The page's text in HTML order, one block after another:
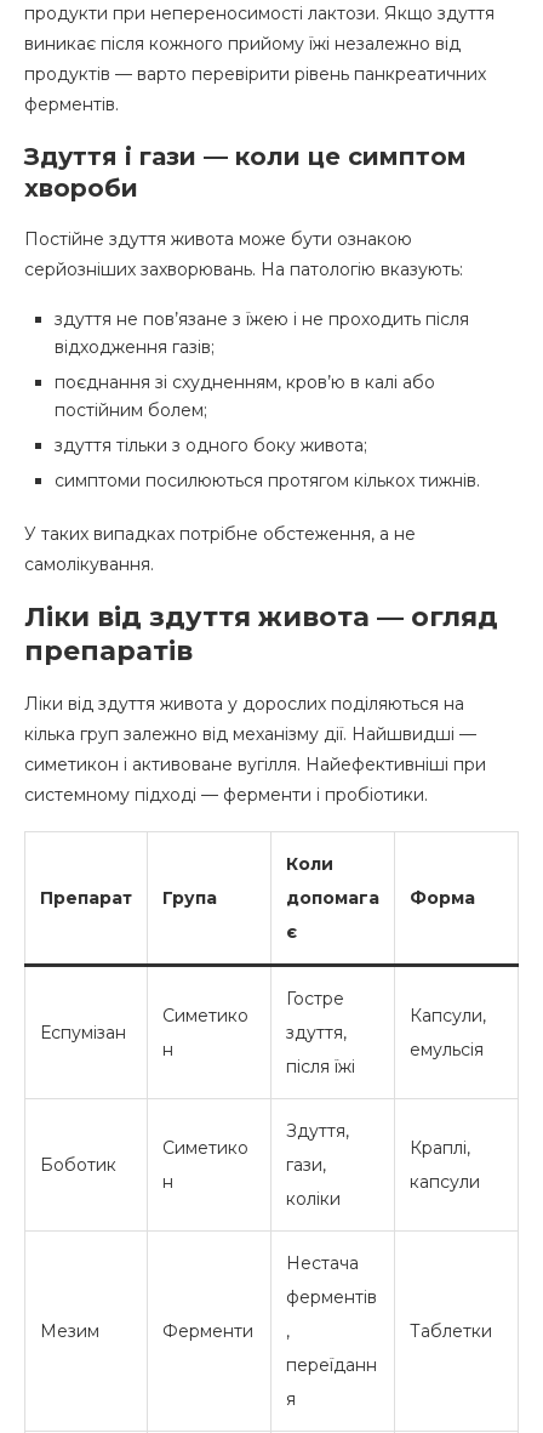
продукти при непереносимості лактози. Якщо здуття
виникає після кожного прийому їжі незалежно від
продуктів — варто перевірити рівень панкреатичних
ферментів.
Здуття і гази — коли це симптом
хвороби
Постійне здуття живота може бути ознакою
серйозніших захворювань. На патологію вказують:
здуття не пов’язане з їжею і не проходить після
відходження газів;
поєднання зі схудненням, кров’ю в калі або
постійним болем;
здуття тільки з одного боку живота;
симптоми посилюються протягом кількох тижнів.
У таких випадках потрібне обстеження, а не
самолікування.
Ліки від здуття живота — огляд
препаратів
Ліки від здуття живота у дорослих поділяються на
кілька груп залежно від механізму дії. Найшвидші —
симетикон і активоване вугілля. Найефективніші при
системному підході — ферменти і пробіотики.
Препарат Група
Коли
допомага
є
Форма
Еспумізан
Симетико
н
Гостре
здуття,
після їжі
Капсули,
емульсія
Боботик
Симетико
н
Здуття,
гази,
коліки
Краплі,
капсули
Мезим Ферменти
Нестача
ферментів
,
переїданн
я
Таблетки